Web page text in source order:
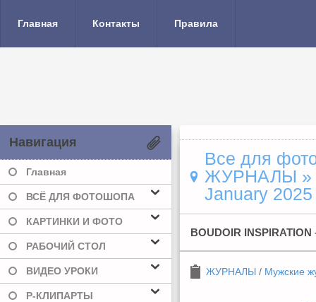
Главная Контакты Правила
Навигация
Главная
ВСЁ ДЛЯ ФОТОШОПА
КАРТИНКИ И ФОТО
РАБОЧИЙ СТОЛ
ВИДЕО УРОКИ
Р-КЛИПАРТЫ
Все для
ЖУРНАЛЫ »
January
BOUDOIR
ЖУРНАЛЫ / Мужские